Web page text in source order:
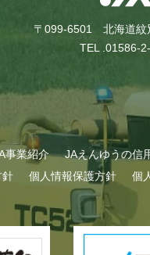
まりました
〒099-6501 北海道紋
TEL .01586-
事業紹介 JAえんゆうの信
針
個人情報保護方針 個